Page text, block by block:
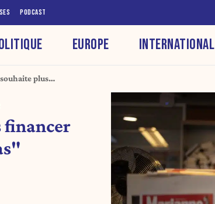
PODCAST
EUROPE INTERNATIONAL
plus
financer